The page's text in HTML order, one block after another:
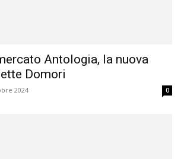
Antologia, la nuova
Domori
2024 0